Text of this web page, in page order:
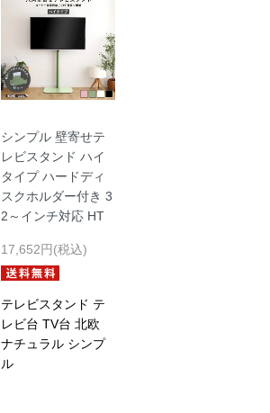
シンプル 壁寄せテ
レビスタンド ハイ
タイプ ハードディ
スクホルダー付き 3
2～インチ対応 HT
17,652円(税込)
テレビスタンド テ
レビ台 TV台 北欧
ナチュラル シンプ
ル